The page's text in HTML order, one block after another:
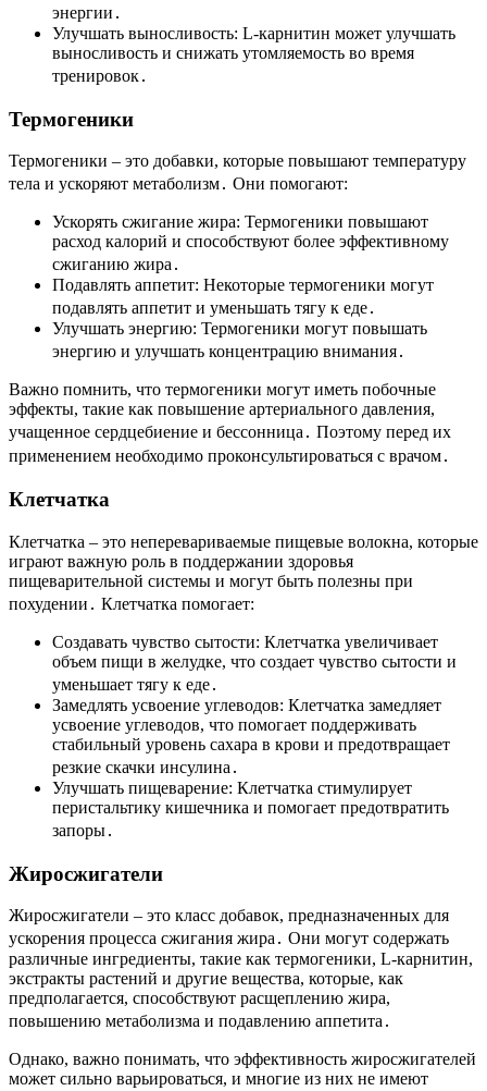
энергии․
Улучшать выносливость: L-карнитин может улучшать
выносливость и снижать утомляемость во время
тренировок․
Термогеники
Термогеники – это добавки, которые повышают температуру
тела и ускоряют метаболизм․ Они помогают:
Ускорять сжигание жира: Термогеники повышают
расход калорий и способствуют более эффективному
сжиганию жира․
Подавлять аппетит: Некоторые термогеники могут
подавлять аппетит и уменьшать тягу к еде․
Улучшать энергию: Термогеники могут повышать
энергию и улучшать концентрацию внимания․
Важно помнить, что термогеники могут иметь побочные
эффекты, такие как повышение артериального давления,
учащенное сердцебиение и бессонница․ Поэтому перед их
применением необходимо проконсультироваться с врачом․
Клетчатка
Клетчатка – это неперевариваемые пищевые волокна, которые
играют важную роль в поддержании здоровья
пищеварительной системы и могут быть полезны при
похудении․ Клетчатка помогает:
Создавать чувство сытости: Клетчатка увеличивает
объем пищи в желудке, что создает чувство сытости и
уменьшает тягу к еде․
Замедлять усвоение углеводов: Клетчатка замедляет
усвоение углеводов, что помогает поддерживать
стабильный уровень сахара в крови и предотвращает
резкие скачки инсулина․
Улучшать пищеварение: Клетчатка стимулирует
перистальтику кишечника и помогает предотвратить
запоры․
Жиросжигатели
Жиросжигатели – это класс добавок, предназначенных для
ускорения процесса сжигания жира․ Они могут содержать
различные ингредиенты, такие как термогеники, L-карнитин,
экстракты растений и другие вещества, которые, как
предполагается, способствуют расщеплению жира,
повышению метаболизма и подавлению аппетита․
Однако, важно понимать, что эффективность жиросжигателей
может сильно варьироваться, и многие из них не имеют